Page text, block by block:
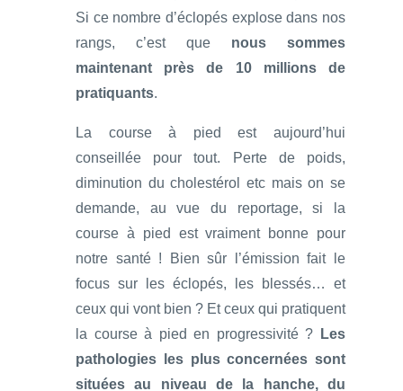
Si ce nombre d’éclopés explose dans nos
rangs, c’est que nous sommes
maintenant près de 10 millions de
pratiquants.
La course à pied est aujourd’hui
conseillée pour tout. Perte de poids,
diminution du cholestérol etc mais on se
demande, au vue du reportage, si la
course à pied est vraiment bonne pour
notre santé ! Bien sûr l’émission fait le
focus sur les éclopés, les blessés… et
ceux qui vont bien ? Et ceux qui pratiquent
la course à pied en progressivité ?
Les
pathologies les plus concernées sont
situées au niveau de la hanche, du